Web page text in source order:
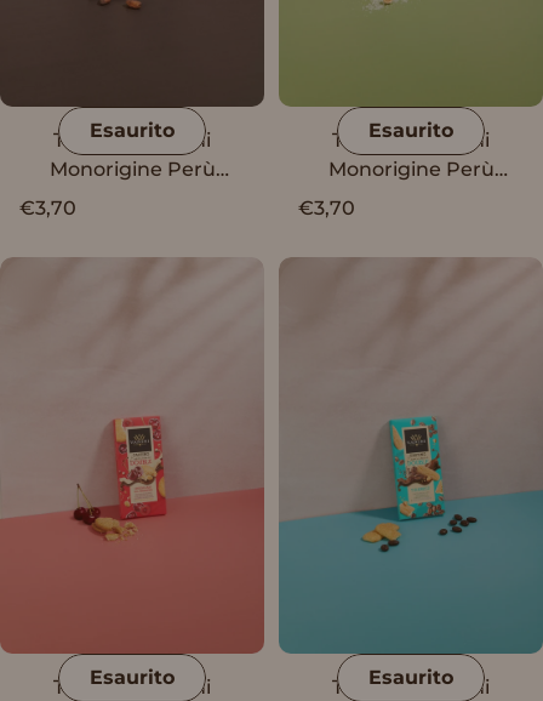
Esaurito
Tavoletta Vanini
Monorigine Perù
Fondente 86%
€3,70
Esaurito
Tavoletta Vanini
Monorigine Perù
Fondente 62% con
caramello e sale
€3,70
Esaurito
Tavoletta Vanini
Esaurito
Tavoletta Vanini